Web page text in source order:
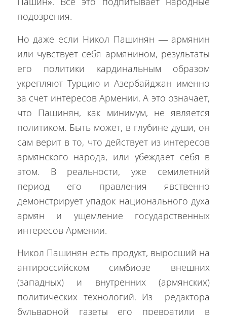
подозрения.
Но даже если Никол Пашинян — армянин
или чувствует себя армянином, результаты
его политики кардинальным образом
укрепляют Турцию и Азербайджан именно
за счет интересов Армении. А это означает,
что Пашинян, как минимум, не является
политиком. Быть может, в глубине души, он
сам верит в то, что действует из интересов
армянского народа, или убеждает себя в
этом. В реальности, уже семилетний
период его правления явственно
демонстрирует упадок национального духа
армян и ущемление государственных
интересов Армении.
Никол Пашинян есть продукт, выросший на
антироссийском симбиозе внешних
(западных) и внутренних (армянских)
политических технологий. Из редактора
бульварной газеты его превратили в